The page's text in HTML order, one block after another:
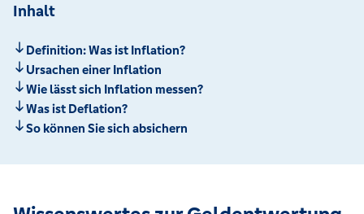
Inhalt
Definition: Was ist Inflation?
Ursachen einer Inflation
Wie lässt sich Inflation messen?
Was ist Deflation?
So können Sie sich absichern